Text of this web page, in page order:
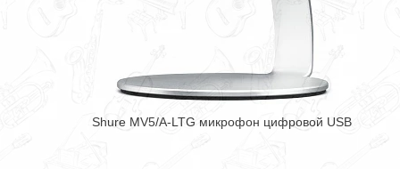
Shure MV5/A-LTG микрофон цифровой USB